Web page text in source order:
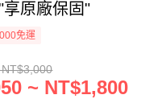
享原廠保固"
免運
~ NT$1,800